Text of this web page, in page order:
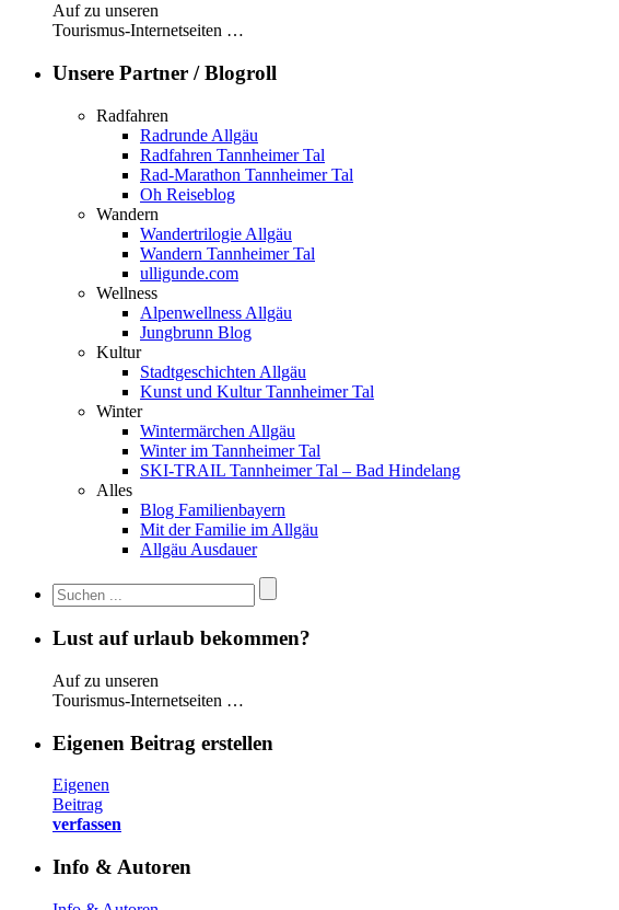
Auf zu unseren
Tourismus-Internetseiten …
Unsere Partner / Blogroll
Radfahren
Radrunde Allgäu
Radfahren Tannheimer Tal
Rad-Marathon Tannheimer Tal
Oh Reiseblog
Wandern
Wandertrilogie Allgäu
Wandern Tannheimer Tal
ulligunde.com
Wellness
Alpenwellness Allgäu
Jungbrunn Blog
Kultur
Stadtgeschichten Allgäu
Kunst und Kultur Tannheimer Tal
Winter
Wintermärchen Allgäu
Winter im Tannheimer Tal
SKI-TRAIL Tannheimer Tal – Bad Hindelang
Alles
Blog Familienbayern
Mit der Familie im Allgäu
Allgäu Ausdauer
Lust auf urlaub bekommen?
Auf zu unseren
Tourismus-Internetseiten …
Eigenen Beitrag erstellen
Eigenen
Beitrag
verfassen
Info & Autoren